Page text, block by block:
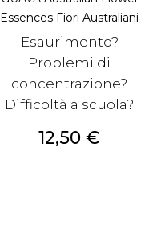
Essences Fiori Australiani
Esaurimento?
Problemi di
concentrazione?
Difficoltà a scuola?
Prezzo
12,50 €